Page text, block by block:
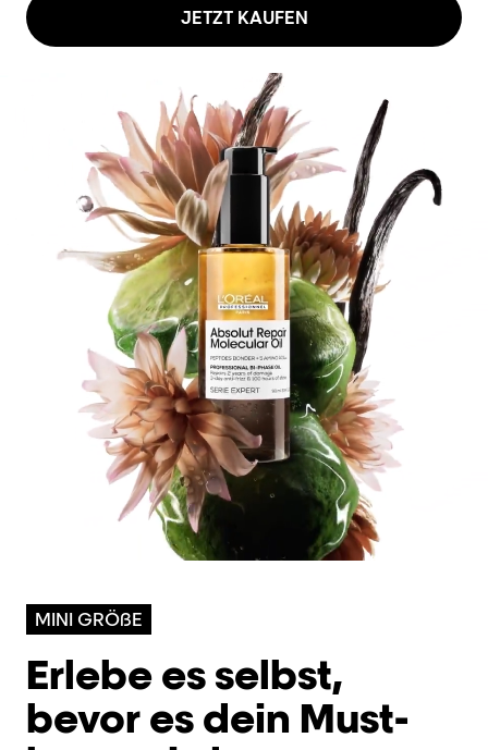
JETZT KAUFEN
MINI GRÖßE
Erlebe es selbst,
bevor es dein Must-